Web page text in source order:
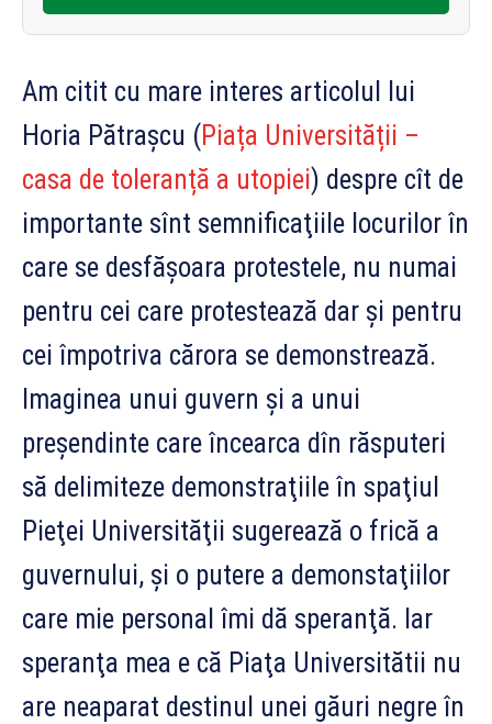
Am citit cu mare interes articolul lui
Horia Pătraşcu (Piața Universității –
casa de toleranță a utopiei) despre cît de
importante sînt semnificaţiile locurilor în
care se desfăşoara protestele, nu numai
pentru cei care protestează dar şi pentru
cei împotriva cărora se demonstrează.
Imaginea unui guvern şi a unui
preşendinte care încearca dîn răsputeri
să delimiteze demonstraţiile în spaţiul
Pieţei Universităţii sugerează o frică a
guvernului, şi o putere a demonstaţiilor
care mie personal îmi dă speranţă. Iar
speranţa mea e că Piaţa Universitătii nu
are neaparat destinul unei găuri negre în